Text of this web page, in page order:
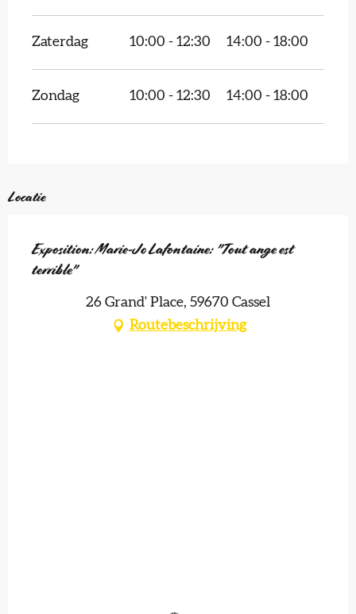
Zaterdag 10:00 - 12:30 14:00 - 18:00
Zondag 10:00 - 12:30 14:00 - 18:00
Locatie
Exposition: Marie-Jo Lafontaine: "Tout ange est
terrible"
26 Grand' Place, 59670 Cassel
Routebeschrijving